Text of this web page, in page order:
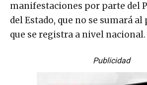
manifestaciones por parte del
del Estado, que no se sumará
que se registra a nivel nacional.
Publicidad